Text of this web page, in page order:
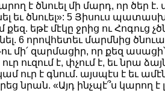
է ծնուել մի մարդ, որ ծեր է.
եւ ծնուել»: 5 Յիսուս
եթէ մէկը ջրից ու Հոգուց
6 որովհետեւ մարմնից
մի՛ զարմացիր, որ քեզ
ուզում է, փչում է, եւ նրա
ուր է գնում. այսպէս է եւ
նրան. «Այդ ինչպէ՞ս կարող է